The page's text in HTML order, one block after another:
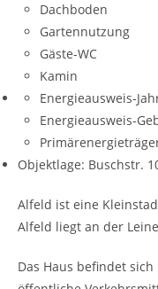
Dachboden
Gartennutzung
Gäste-WC
Kamin
Energieausweis-
Energieausweis-
Objektlage: Buschstr.
Alfeld ist eine
Alfeld liegt an der
Das Haus befindet